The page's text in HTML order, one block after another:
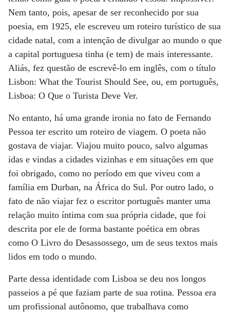
Nem tanto, pois, apesar de ser reconhecido por sua
poesia, em 1925, ele escreveu um roteiro turístico de sua
cidade natal, com a intenção de divulgar ao mundo o que
a capital portuguesa tinha (e tem) de mais interessante.
Aliás, fez questão de escrevê-lo em inglês, com o título
Lisbon: What the Tourist Should See, ou, em português,
Lisboa: O Que o Turista Deve Ver.
No entanto, há uma grande ironia no fato de Fernando
Pessoa ter escrito um roteiro de viagem. O poeta não
gostava de viajar. Viajou muito pouco, salvo algumas
idas e vindas a cidades vizinhas e em situações em que
foi obrigado, como no período em que viveu com a
família em Durban, na África do Sul. Por outro lado, o
fato de não viajar fez o escritor português manter uma
relação muito íntima com sua própria cidade, que foi
descrita por ele de forma bastante poética em obras
como O Livro do Desassossego, um de seus textos mais
lidos em todo o mundo.
Parte dessa identidade com Lisboa se deu nos longos
passeios a pé que faziam parte de sua rotina. Pessoa era
um profissional autônomo, que trabalhava como